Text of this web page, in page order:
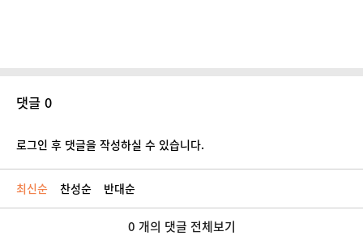
댓글 0
로그인 후 댓글을 작성하실 수 있습니다.
최신순 찬성순 반대순
0 개의 댓글 전체보기